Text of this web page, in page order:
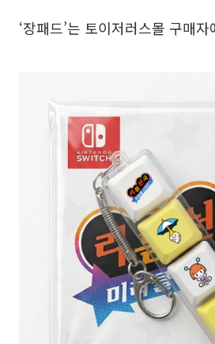
‘장패드’는 토이저러스몰 구매